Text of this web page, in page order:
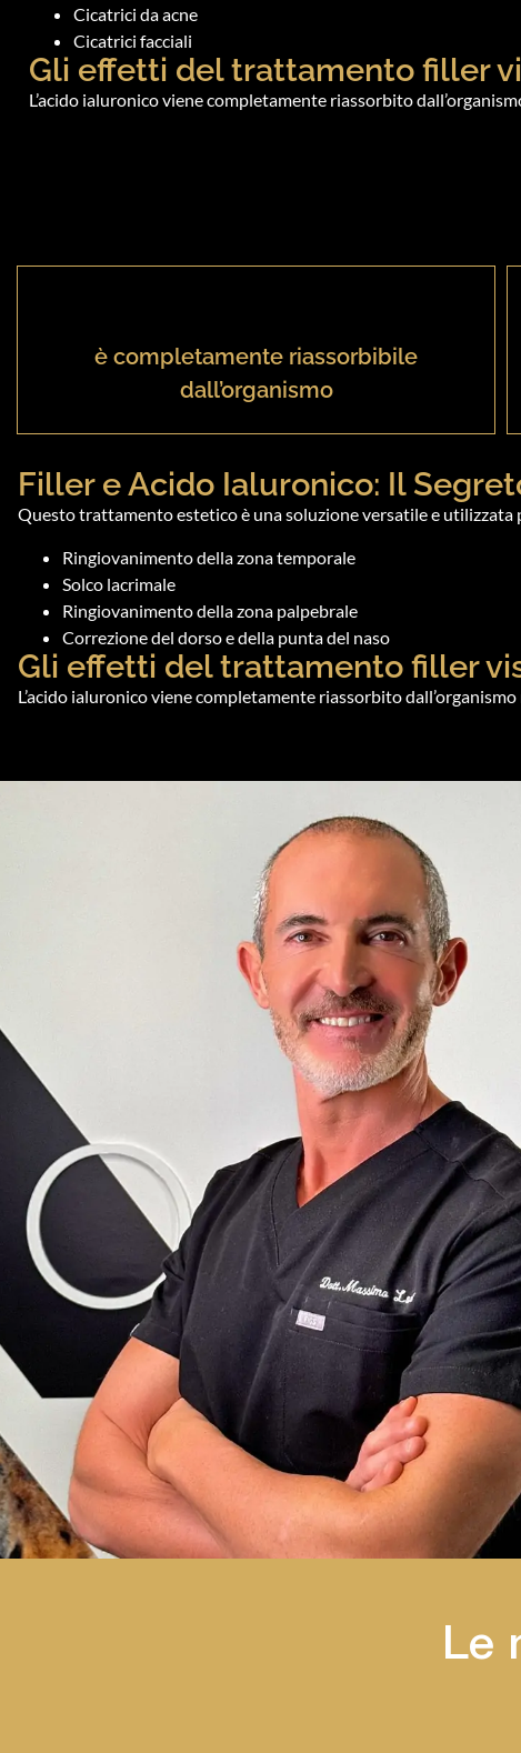
Cicatrici da acne
Cicatrici facciali
Gli effetti del trattamento filler
L’acido ialuronico viene completamente riassorbito
è completamente riassorbibile
dall’organismo
Filler e Acido Ialuronico: Il
Questo trattamento estetico è una soluzione versatile e utilizzata
Ringiovanimento della zona temporale
Solco lacrimale
Ringiovanimento della zona palpebrale
Correzione del dorso e della punta del naso
Gli effetti del trattamento filler
L’acido ialuronico viene completamente riassorbito
Le